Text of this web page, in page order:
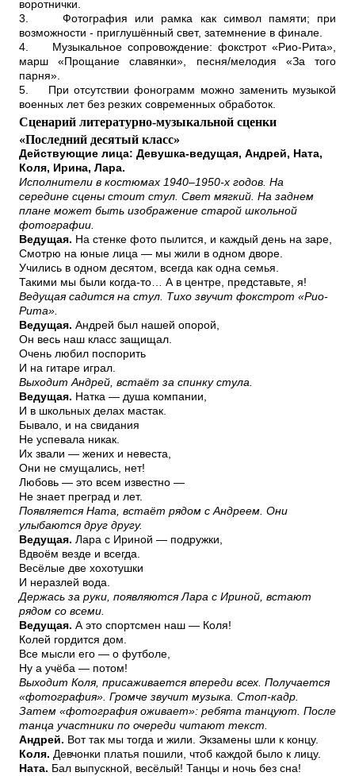
воротнички.
3.
Фотография или рамка как символ памяти; при
возможности - приглушённый свет, затемнение в финале.
4.
Музыкальное сопровождение: фокстрот «Рио-Рита»,
марш «Прощание славянки», песня/мелодия «За того
парня».
5.
При отсутствии фонограмм можно заменить музыкой
военных лет без резких современных обработок.
Сценарий литературно-музыкальной сценки
«Последний десятый класс»
Действующие лица: Девушка-ведущая, Андрей, Ната,
Коля, Ирина, Лара.
Исполнители в костюмах 1940–1950-х годов. На
середине сцены стоит стул. Свет мягкий. На заднем
плане может быть изображение старой школьной
фотографии.
Ведущая. На стенке фото пылится, и каждый день на заре,
Смотрю на юные лица — мы жили в одном дворе.
Учились в одном десятом, всегда как одна семья.
Такими мы были когда-то… А в центре, представьте, я!
Ведущая садится на стул. Тихо звучит фокстрот «Рио-
Рита».
Ведущая. Андрей был нашей опорой,
Он весь наш класс защищал.
Очень любил поспорить
И на гитаре играл.
Выходит Андрей, встаёт за спинку стула.
Ведущая. Натка — душа компании,
И в школьных делах мастак.
Бывало, и на свидания
Не успевала никак.
Их звали — жених и невеста,
Они не смущались, нет!
Любовь — это всем известно —
Не знает преград и лет.
Появляется Ната, встаёт рядом с Андреем. Они
улыбаются друг другу.
Ведущая. Лара с Ириной — подружки,
Вдвоём везде и всегда.
Весёлые две хохотушки
И неразлей вода.
Держась за руки, появляются Лара с Ириной, встают
рядом со всеми.
Ведущая. А это спортсмен наш — Коля!
Колей гордится дом.
Все мысли его — о футболе,
Ну а учёба — потом!
Выходит Коля, присаживается впереди всех. Получается
«фотография». Громче звучит музыка. Стоп-кадр.
Затем «фотография оживает»: ребята танцуют. После
танца участники по очереди читают текст.
Андрей. Вот так мы тогда и жили. Экзамены шли к концу.
Коля. Девчонки платья пошили, чтоб каждой было к лицу.
Ната. Бал выпускной, весёлый! Танцы и ночь без сна!